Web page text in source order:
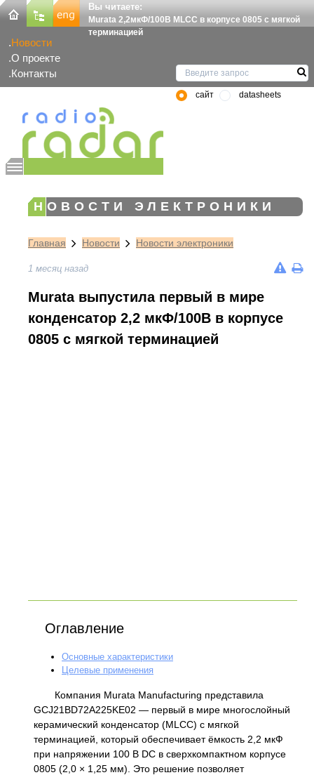
Вы читаете:
Murata 2,2мкФ/100В MLCC в корпусе 0805 с мягкой
терминацией
Новости
О проекте
Контакты
сайт datasheets
НОВОСТИ ЭЛЕКТРОНИКИ
Главная Новости Новости электроники
1 месяц назад
Murata выпустила первый в мире
конденсатор 2,2 мкФ/100В в корпусе
0805 с мягкой терминацией
Оглавление
Основные характеристики
Целевые применения
Компания Murata Manufacturing представила
GCJ21BD72A225KE02 — первый в мире многослойный
керамический конденсатор (MLCC) с мягкой
терминацией, который обеспечивает ёмкость 2,2 мкФ
при напряжении 100 В DC в сверхкомпактном корпусе
0805 (2,0 × 1,25 мм). Это решение позволяет